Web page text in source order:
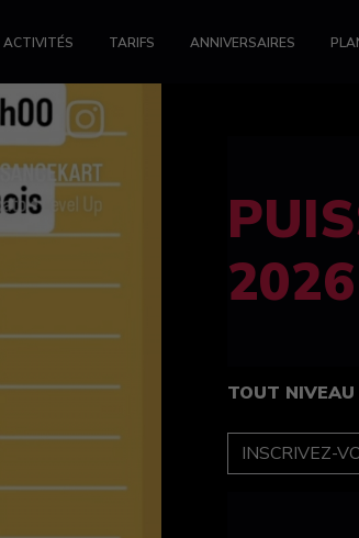
ACTIVITÉS TARIFS ANNIVERSAIRES
TOUT NIVEAU
INSCRIPTION